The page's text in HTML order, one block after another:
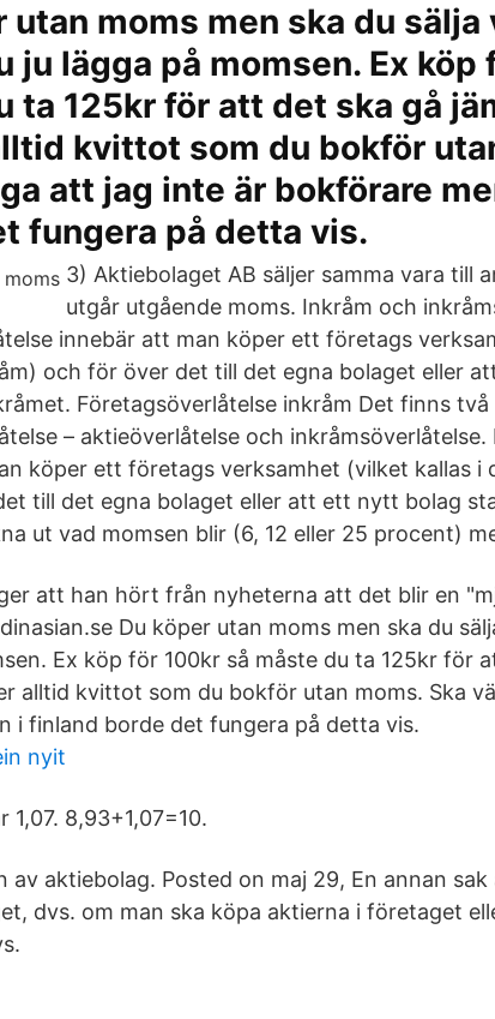
utan moms men ska du sälja
ju lägga på momsen. Ex köp
ta 125kr för att det ska gå
kvittot som du bokför
att jag inte är bokförare
fungera på detta vis.
3) Aktiebolaget AB säljer samma vara till
utgår utgående moms. Inkråm och
innebär att man köper ett företags
och för över det till det egna bolaget eller
Företagsöverlåtelse inkråm Det finns
– aktieöverlåtelse och inkråmsöverlåtelse.
köper ett företags verksamhet (vilket kallas i
till det egna bolaget eller att ett nytt bolag
ut vad momsen blir (6, 12 eller 25 procent)
att han hört från nyheterna att det blir en
Du köper utan moms men ska du
Ex köp för 100kr så måste du ta 125kr för
alltid kvittot som du bokför utan moms. Ska
i finland borde det fungera på detta vis.
nyit
1,07. 8,93+1,07=10.
av aktiebolag. Posted on maj 29, En annan
dvs. om man ska köpa aktierna i företaget